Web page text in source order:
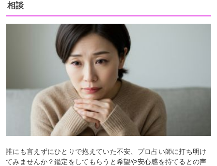
相談
誰にも言えずにひとりで抱えていた不安、プロ占い師に打ち明け
てみませんか？鑑定をしてもらうと希望や安心感を持てるとの声